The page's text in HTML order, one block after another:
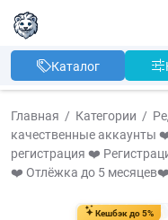
Каталог
Главная Категории
качественные аккаунты
регистрация ❤️
❤️ Отлёжка до 5 месяцев❤️
Кешбэк до 5%